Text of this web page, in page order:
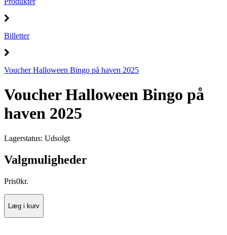
Billetter
Voucher Halloween Bingo på haven 2025
Voucher Halloween Bingo på
haven 2025
Lagerstatus: Udsolgt
Valgmuligheder
Pris0kr.
Læg i kurv